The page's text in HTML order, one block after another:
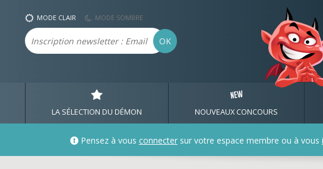
MODE CLAIR MODE SOMBRE
Email OK
LA SÉLECTION DU DÉMON NOUVEAUX CONCOURS
Pensez à vous connecter sur votre espace membre ou à vous